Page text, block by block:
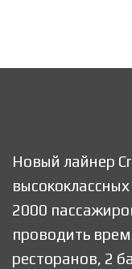
Новый лайнер
2000
проводить
ресторанов, 2